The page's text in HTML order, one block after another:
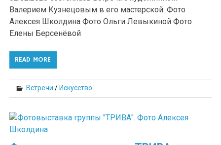
Валерием Кузнецовым в его мастерской. Фото
Алексея Школдина Фото Ольги Левыкиной Фото
Елены Берсенёвой
READ MORE
Встречи / Искусство